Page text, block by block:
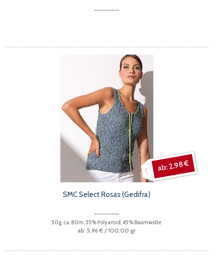
2,98 €
SMC Select Rosas (Gedifra)
50g, ca. 80m, 55% Polyamid, 45% Baumwolle
5,96 € / 100.00 gr